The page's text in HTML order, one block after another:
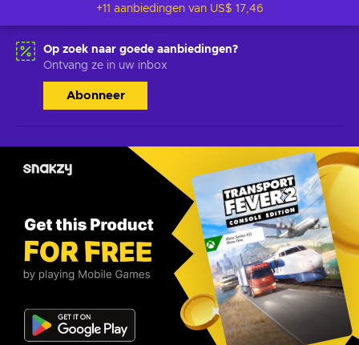
+11 aanbiedingen van US$ 17,46
Op zoek naar goede aanbiedingen?
Ontvang ze in uw inbox
Abonneer